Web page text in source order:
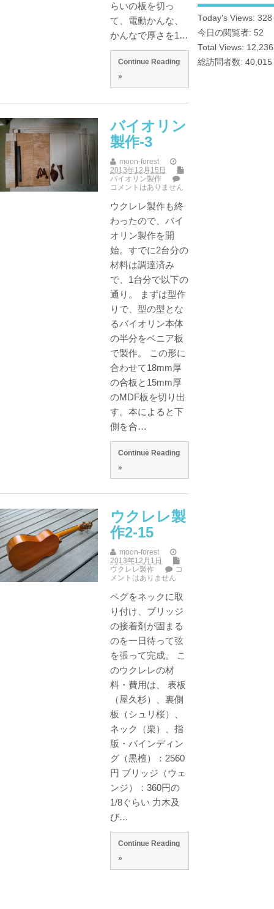
らいの板を切っ
て、電動かんな、
かんなで厚さを1…
Continue Reading
»
バイオリン
製作-3
moon-forest
2013年12月15日
バイオリン製作
コメントはありません
ウクレレ製作も終
わったので、バイ
オリン製作を開
始。すでに2台分の
材料は調達済み
で、1台分で以下の
通り。 まずは型作
りで、型の型とな
るバイオリン本体
の半分をベニア板
で製作。 この形に
合わせて18mm厚
の合板と15mm厚
のMDF板を切り出
す。本によると下
側を合…
Continue Reading
»
ウクレレ製
作2-15
moon-forest
2013年12月1日
ウクレレ製作
コ
メントはありません
ペグをネックに取
り付け、ブリッジ
の接着剤が固まる
のを一日待って弦
を張って完成。 こ
のウクレレの材
料・費用は、 表板
（屋久杉）、裏側
板（シュリ桜）、
ネック（栗）、指
版・バインディン
グ（黒檀）：2560
円 ブリッジ（ウェ
ンジ）：360円の
1/8ぐらい 力木及
び…
Continue Reading
»
Today's Views: 328
今日の閲覧者: 52
Total Views: 12,236
総訪問者数: 40,015